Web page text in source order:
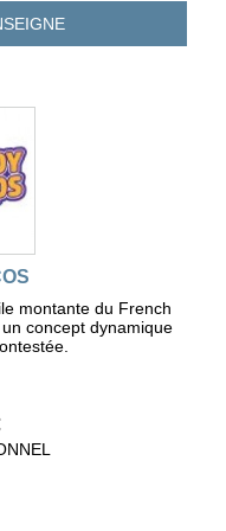
montante du French
concept dynamique